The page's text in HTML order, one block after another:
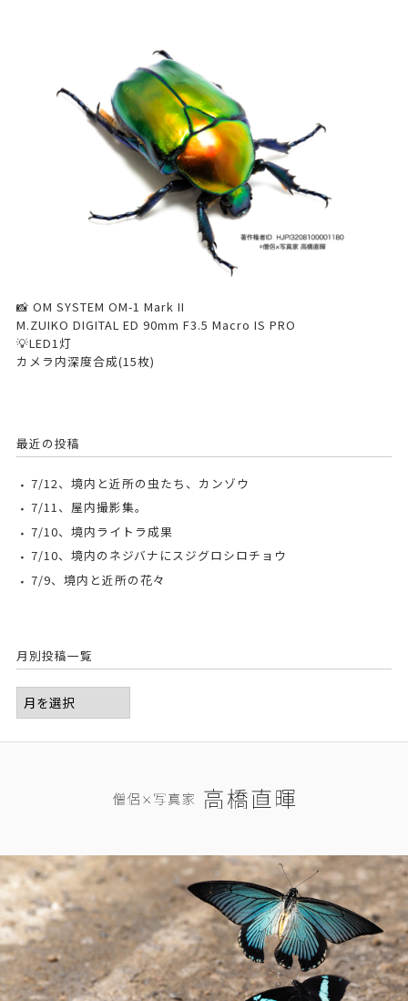
📸 OM SYSTEM OM-1 Mark II
M.ZUIKO DIGITAL ED 90mm F3.5 Macro IS PRO
💡LED1灯
カメラ内深度合成(15枚)
最近の投稿
7/12、境内と近所の虫たち、カンゾウ
7/11、屋内撮影集。
7/10、境内ライトラ成果
7/10、境内のネジバナにスジグロシロチョウ
7/9、境内と近所の花々
月別投稿一覧